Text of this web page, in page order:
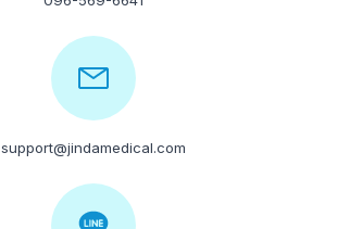
support@jindamedical.com